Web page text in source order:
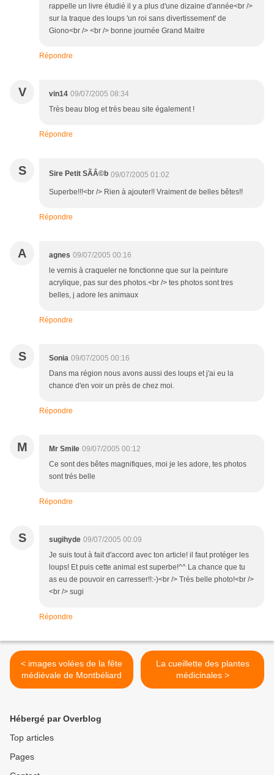
rappelle un livre étudié il y a plus d'une dizaine d'année<br />
sur la traque des loups 'un roi sans divertissement' de
Giono<br /> <br /> bonne journée Grand Maitre
Répondre
V vin14 09/07/2005 08:34
Très beau blog et très beau site également !
Répondre
S Sire Petit SÃÂ©b 09/07/2005 01:02
Superbe!!!<br /> Rien à ajouter!! Vraiment de belles bêtes!!
Répondre
A agnes 09/07/2005 00:16
le vernis à craqueler ne fonctionne que sur la peinture
acrylique, pas sur des photos.<br /> tes photos sont tres
belles, j adore les animaux
Répondre
S Sonia 09/07/2005 00:16
Dans ma région nous avons aussi des loups et j'ai eu la
chance d'en voir un près de chez moi.
Répondre
M Mr Smile 09/07/2005 00:12
Ce sont des bêtes magnifiques, moi je les adore, tes photos
sont trés belle
Répondre
S sugihyde 09/07/2005 00:09
Je suis tout à fait d'accord avec ton article! il faut protéger les
loups! Et puis cette animal est superbe!^^ La chance que tu
as eu de pouvoir en carresser!!:-)<br /> Très belle photo!<br />
<br /> sugi
Répondre
< images volées de la fête
médiévale de Montbéliard
La cueillette des plantes
médicinales >
Hébergé par Overblog
Top articles
Pages